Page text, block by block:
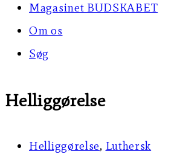
Magasinet BUDSKABET
Om os
Søg
Helliggørelse
Helliggørelse, Luthersk